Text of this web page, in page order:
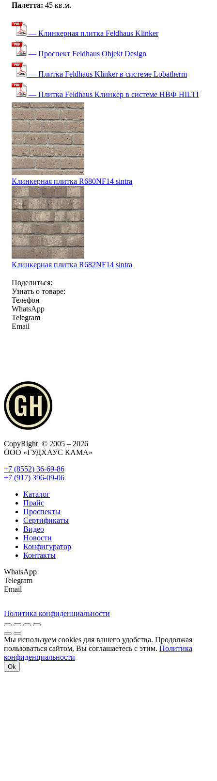
Палетта: 45 кв.м.
— Клинкерная плитка Feldhaus Klinker
— Проспект Feldhaus Objekt Design
— Плитка Feldhaus Klinker в системе Lobatherm
— Плитка Feldhaus Клинкер в системе НВФ HILTI
Клинкерная плитка R680NF14 sintra
Клинкерная плитка R682NF14 sintra
Поделиться:
Узнать о товаре:
Телефон
WhatsApp
Telegram
Email
CopyRight © 2005 – 2026
ООО «ГУДХАУС КАМА»
+7 (8552) 36-69-86
+7 (917) 396-09-06
Каталог
Прайс
Проспекты
Сертификаты
Видео
Новости
Конфигуратор
Контакты
WhatsApp
Telegram
Email
Политика конфиденциальности
Мы используем cookies для вашего удобства. Продолжая
пользоваться сайтом, Вы соглашаетесь с этим. Политика
конфиденциальности
Ok